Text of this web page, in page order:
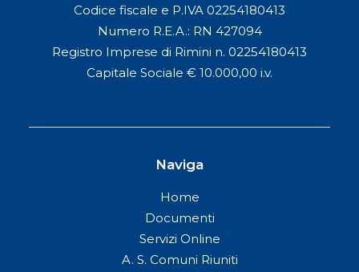
Codice fiscale e P.IVA 02254180413
Numero R.E.A.: RN 427094
Registro Imprese di Rimini n. 02254180413
Capitale Sociale € 10.000,00 i.v.
Naviga
Home
Documenti
Servizi Online
A. S. Comuni Riuniti